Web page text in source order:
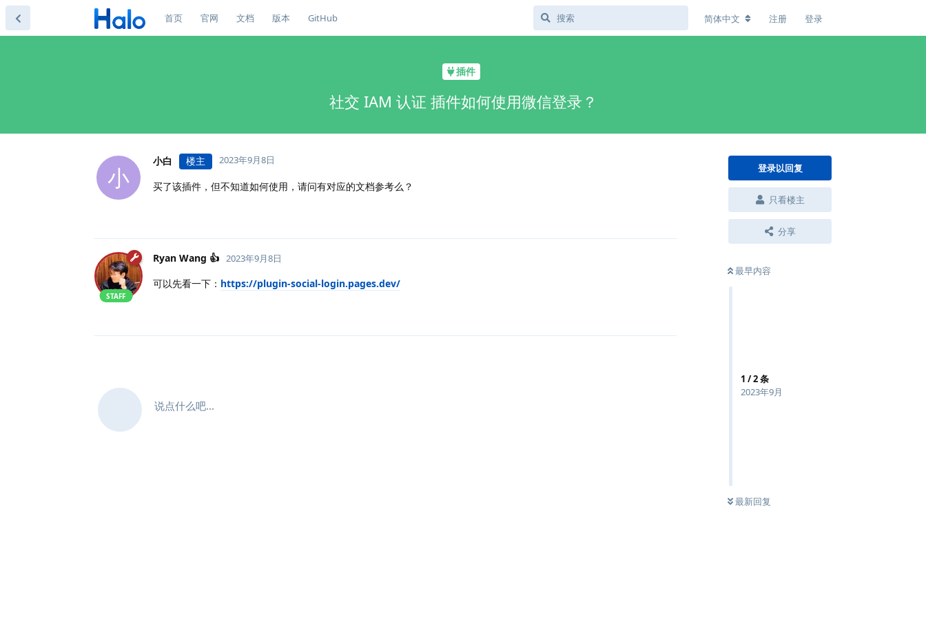
首页 官网 文档 版本 GitHub 简体中文 注册 登录
插件
社交 IAM 认证 插件如何使用微信登录？
登录以回复
只看楼主
分享
最早内容
1 /2条
2023年9月
最新回复
小
小白 楼主 2023年9月8日
买了该插件，但不知道如何使用，请问有对应的文档参考么？
Ryan Wang 👍
STAFF
2023年9月8日
可以先看一下： https://plugin-social-login.pages.dev/
说点什么吧...